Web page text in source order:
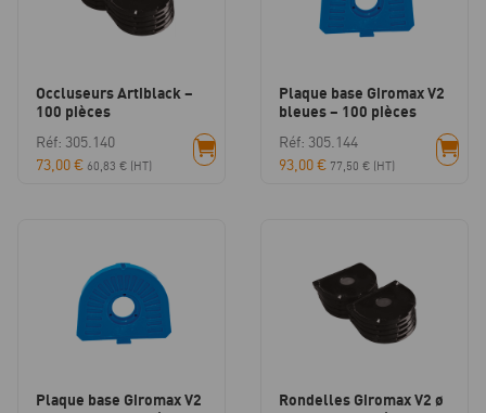
Occluseurs Artiblack –
100 pièces
Réf: 305.140
73,00€ 60,83 € (HT)
Plaque base Giromax V2
bleues – 100 pièces
Réf: 305.144
93,00€ 77,50 € (HT)
Plaque base Giromax V2
Rondelles Giromax V2 ø